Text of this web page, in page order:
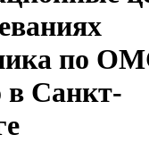
по
в Санкт-